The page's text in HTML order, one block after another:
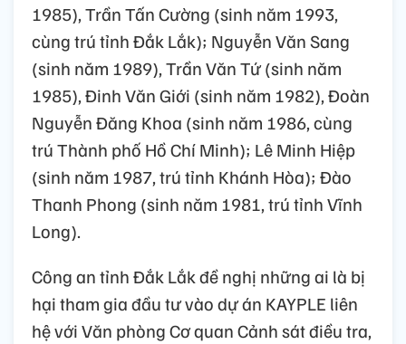
1985), Trần Tấn Cường (sinh năm 1993,
cùng trú tỉnh Đắk Lắk); Nguyễn Văn Sang
(sinh năm 1989), Trần Văn Tứ (sinh năm
1985), Đinh Văn Giới (sinh năm 1982), Đoàn
Nguyễn Đăng Khoa (sinh năm 1986, cùng
trú Thành phố Hồ Chí Minh); Lê Minh Hiệp
(sinh năm 1987, trú tỉnh Khánh Hòa); Đào
Thanh Phong (sinh năm 1981, trú tỉnh Vĩnh
Long).
Công an tỉnh Đắk Lắk đề nghị những ai là bị
hại tham gia đầu tư vào dự án KAYPLE liên
hệ với Văn phòng Cơ quan Cảnh sát điều tra,